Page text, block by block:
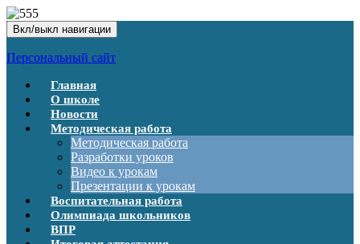
Вкл/выкл навигации
Персональный сайт
Главная
О школе
Новости
Методическая работа
Методическая работа
Разработки уроков
Видео к урокам
Презентации к урокам
Воспитательная работа
Олимпиада школьников
ВПР